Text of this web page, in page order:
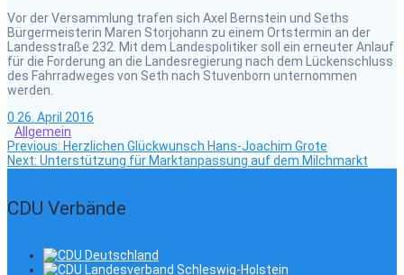
Vor der Versammlung trafen sich Axel Bernstein und Seths
Bürgermeisterin Maren Storjohann zu einem Ortstermin an der
Landesstraße 232. Mit dem Landespolitiker soll ein erneuter Anlauf
für die Forderung an die Landesregierung nach dem Lückenschluss
des Fahrradweges von Seth nach Stuvenborn unternommen
werden.
0 26. April 2016
Allgemein
Beitragsnavigation
Previous: Previous
post:
Herzlichen Glückwunsch Hans-Joachim Grote
Next: Next
Unterstützung für Marktanpassung auf dem Milchmarkt
CDU Verbände